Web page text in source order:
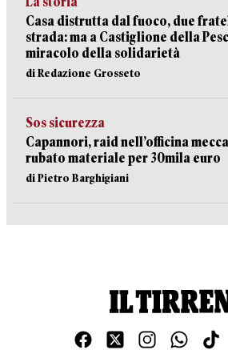
Casa distrutta dal fuoco, due
strada: ma a Castiglione della
miracolo della solidarietà
di Redazione Grosseto
Sos sicurezza
Capannori, raid nell’officina
rubato materiale per 30mila euro
di Pietro Barghigiani